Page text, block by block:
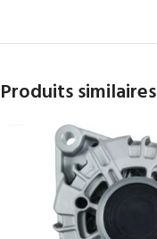
Produits similaires